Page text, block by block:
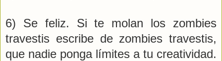
6) Se feliz. Si te molan los zombies
travestis escribe de zombies travestis,
que nadie ponga límites a tu creatividad.